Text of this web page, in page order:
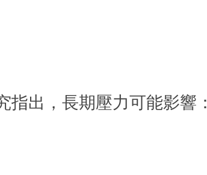
出，長期壓力可能影響：